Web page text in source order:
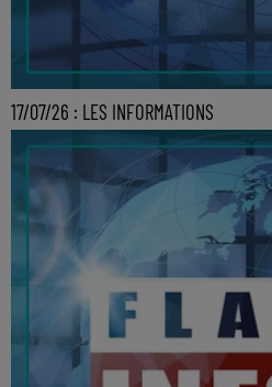
17/07/26 : LES INFORMATIONS